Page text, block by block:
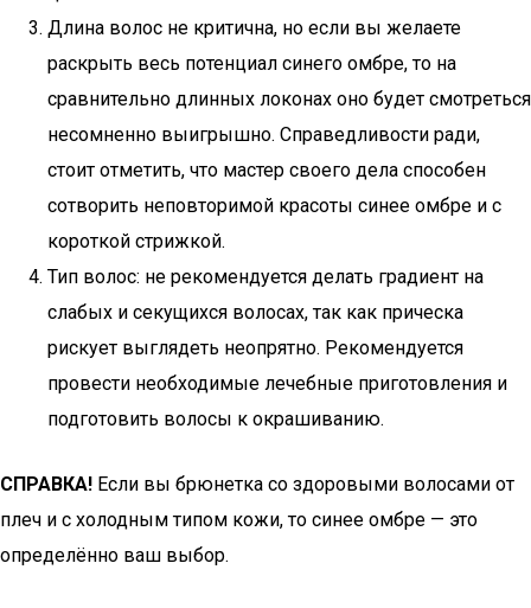
Длина волос не критична, но если вы желаете
раскрыть весь потенциал синего омбре, то на
сравнительно длинных локонах оно будет смотреться
несомненно выигрышно. Справедливости ради,
стоит отметить, что мастер своего дела способен
сотворить неповторимой красоты синее омбре и с
короткой стрижкой.
Тип волос: не рекомендуется делать градиент на
слабых и секущихся волосах, так как прическа
рискует выглядеть неопрятно. Рекомендуется
провести необходимые лечебные приготовления и
подготовить волосы к окрашиванию.
СПРАВКА! Если вы брюнетка со здоровыми волосами от
плеч и с холодным типом кожи, то синее омбре — это
определённо ваш выбор.